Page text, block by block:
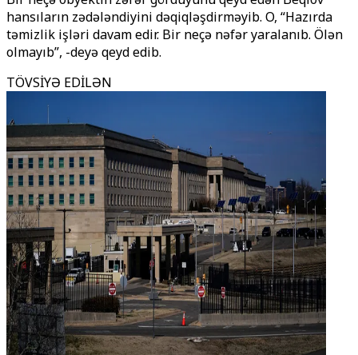
hansıların zədələndiyini dəqiqləşdirməyib. O, “Hazırda
təmizlik işləri davam edir. Bir neçə nəfər yaralanıb. Ölən
olmayıb”, -deyə qeyd edib.
TÖVSİYƏ EDİLƏN